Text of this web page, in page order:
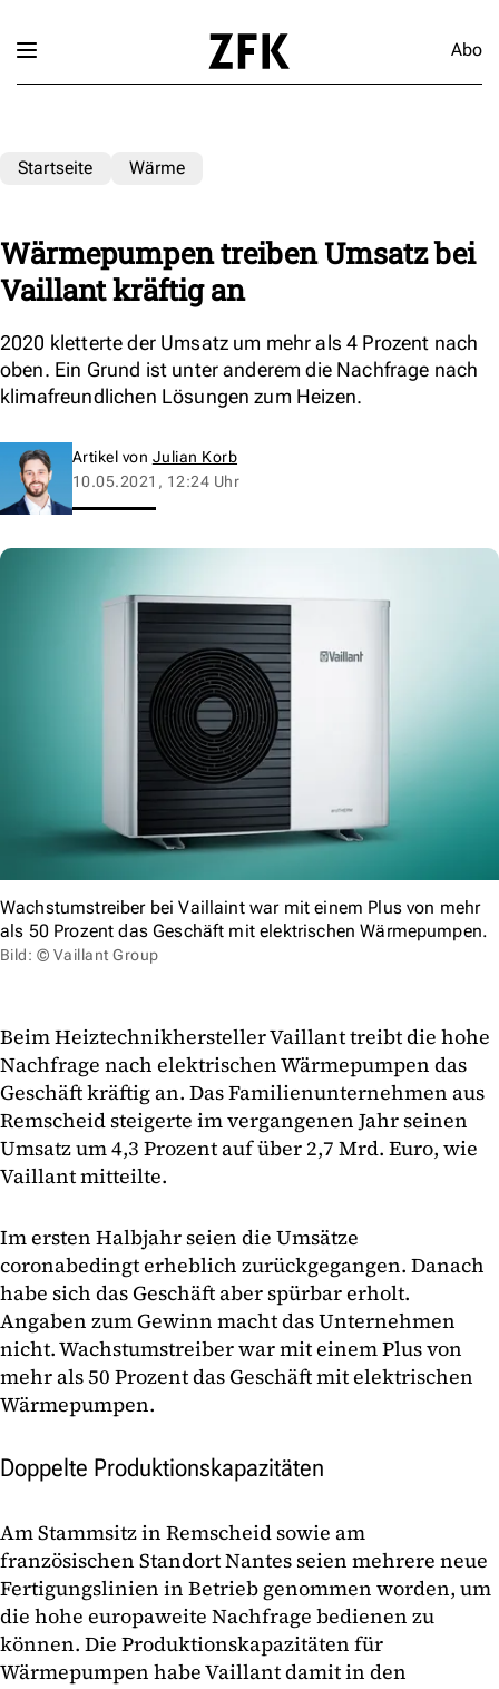
Abo
Startseite Wärme
Wärmepumpen treiben Umsatz bei
Vaillant kräftig an
2020 kletterte der Umsatz um mehr als 4 Prozent nach
oben. Ein Grund ist unter anderem die Nachfrage nach
klimafreundlichen Lösungen zum Heizen.
Artikel von Julian Korb
10.05.2021, 12:24 Uhr
Wachstumstreiber bei Vaillaint war mit einem Plus von mehr
als 50 Prozent das Geschäft mit elektrischen Wärmepumpen.
Bild: © Vaillant Group
Beim Heiztechnikhersteller Vaillant treibt die hohe
Nachfrage nach elektrischen Wärmepumpen das
Geschäft kräftig an. Das Familienunternehmen aus
Remscheid steigerte im vergangenen Jahr seinen
Umsatz um 4,3 Prozent auf über 2,7 Mrd. Euro, wie
Vaillant mitteilte.
Im ersten Halbjahr seien die Umsätze
coronabedingt erheblich zurückgegangen. Danach
habe sich das Geschäft aber spürbar erholt.
Angaben zum Gewinn macht das Unternehmen
nicht. Wachstumstreiber war mit einem Plus von
mehr als 50 Prozent das Geschäft mit elektrischen
Wärmepumpen.
Doppelte Produktionskapazitäten
Am Stammsitz in Remscheid sowie am
französischen Standort Nantes seien mehrere neue
Fertigungslinien in Betrieb genommen worden, um
die hohe europaweite Nachfrage bedienen zu
können. Die Produktionskapazitäten für
Wärmepumpen habe Vaillant damit in den